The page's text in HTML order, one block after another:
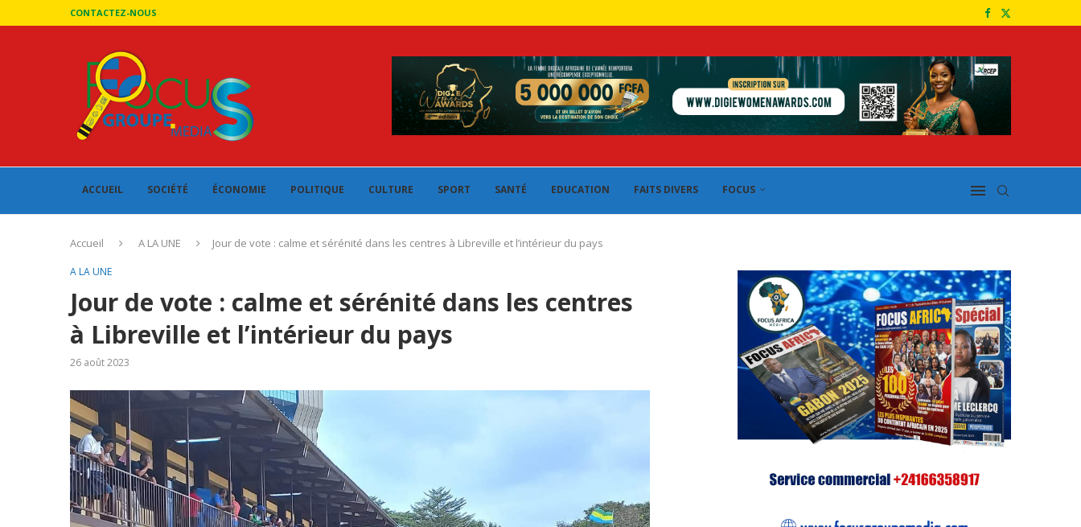
CONTACTEZ-NOUS
ACCUEIL SOCIÉTÉ ÉCONOMIE POLITIQUE CULTURE SPORT SANTÉ EDUCATION FAITS DIVERS FOCUS
Accueil A LA UNE Jour de vote : calme et sérénité dans les centres à Libreville et l’intérieur du pays
A LA UNE
Jour de vote : calme et sérénité dans les centres
à Libreville et l’intérieur du pays
26 août 2023